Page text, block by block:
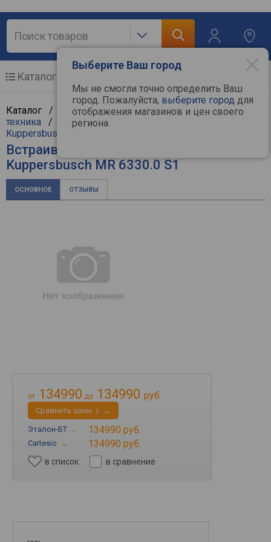
Выберите Ваш город
Мы не смогли точно определить Ваш
город. Пожалуйста, выберите город для
отображения магазинов и цен своего
региона.
Каталог
Каталог / Крупная бытовая техника/Встраиваемая
техника / Встраиваемые микроволновые печи
Kuppersbusch
Встраиваемая микроволновая печь
Kuppersbusch MR 6330.0 S1
ОСНОВНОЕ ОТЗЫВЫ
от 134990 до 134990 руб.
Cравнить цены 2 →
Эталон-БТ → 134990 руб.
Cartesio → 134990 руб.
в список в сравнение